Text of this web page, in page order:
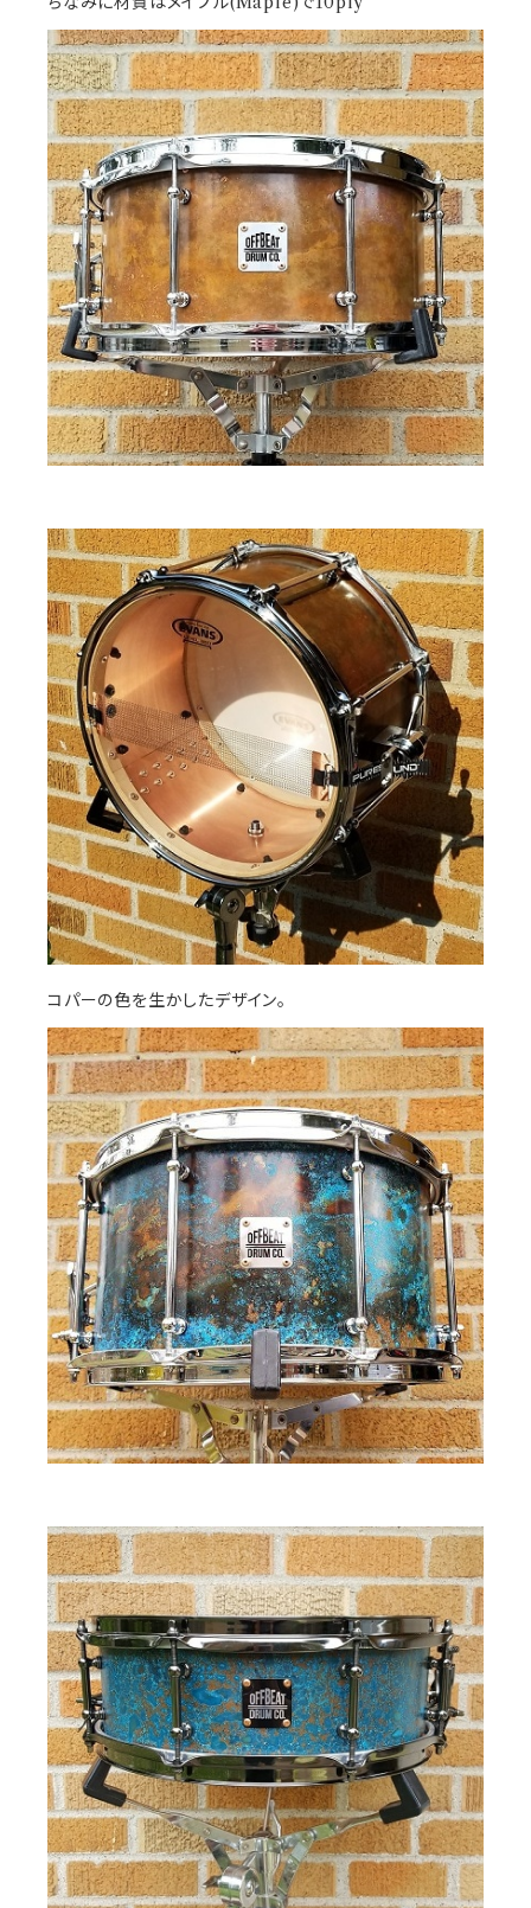
コパーの色を生かしたデザイン。